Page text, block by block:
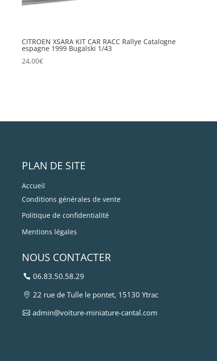
CITROEN XSARA KIT CAR RACC Rallye Catalogne
espagne 1999 Bugalski 1/43
24,00€
PLAN DE SITE
Accueil
Conditions générales de vente
Politique de confidentialité
Mentions légales
NOUS CONTACTER
06.83.50.58.29
22 rue de Tulle le pontet, 15130 Ytrac
admin@voiture-miniature-cantal.com